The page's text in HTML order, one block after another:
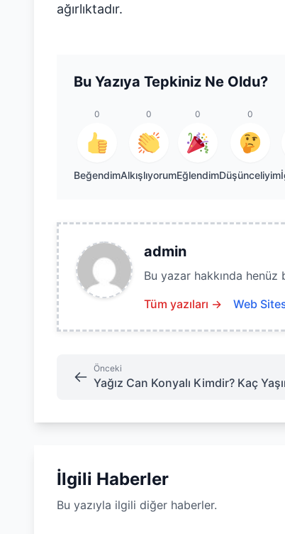
ağırlıktadır.
Bu Yazıya Tepkiniz Ne Oldu?
0
Beğendim
0
Alkışlıyorum
0
Eğlendim
0
Düşünceliyim
admin
Bu yazar hakkında henüz
Tüm yazıları →
Web
Önceki
Yağız Can Konyalı Kimdir? Kaç
İlgili Haberler
Bu yazıyla ilgili diğer haberler.